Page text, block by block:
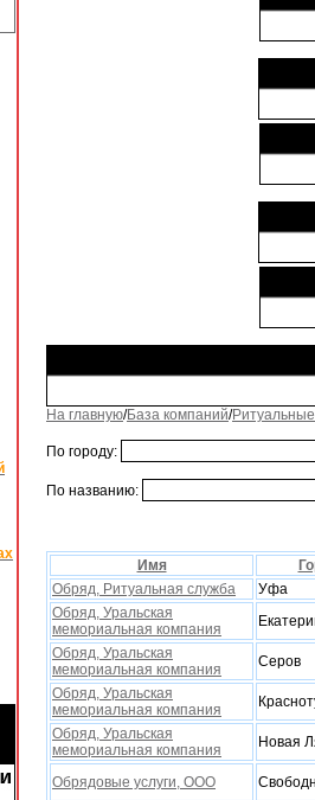
На главную/База компаний/
По городу:
По названию:
Имя
Обряд, Ритуальная служба
Уфа
Обряд, Уральская
мемориальная компания
Обряд, Уральская
мемориальная компания
Серов
Обряд, Уральская
мемориальная компания
Обряд, Уральская
мемориальная компания
Новая
Обрядовые услуги, ООО